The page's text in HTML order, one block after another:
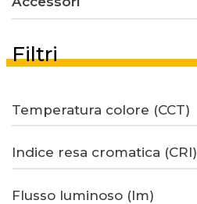
Filtri
Temperatura colore (CCT)
Indice resa cromatica (CRI)
Flusso luminoso (lm)